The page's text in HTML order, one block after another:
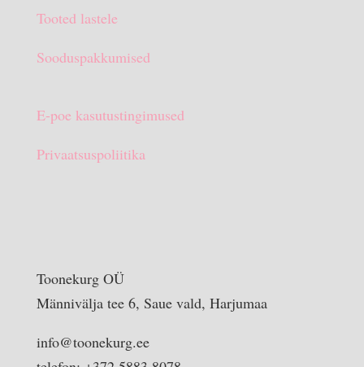
Tooted lastele
Sooduspakkumised
E-poe kasutustingimused
Privaatsuspoliitika
Toonekurg OÜ
Männivälja tee 6, Saue vald, Harjumaa
info@toonekurg.ee